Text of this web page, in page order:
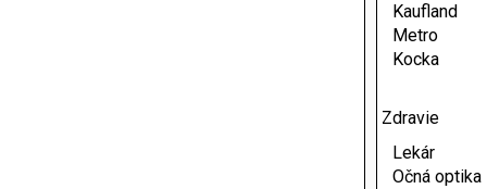
Kaufland
Metro
Kocka
Zdravie
Lekár
Očná optika